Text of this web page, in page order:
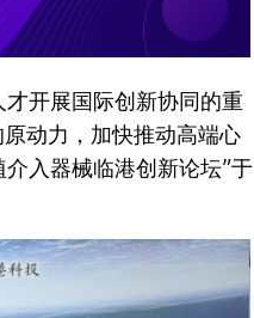
开展国际创新协同的重
动力，加快推动高端心
入器械临港创新论坛”于